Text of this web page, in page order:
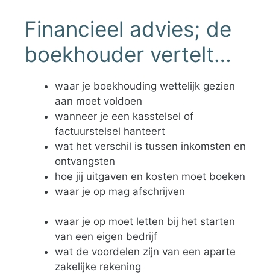
Financieel advies; de
boekhouder vertelt…
waar je boekhouding wettelijk gezien
aan moet voldoen
wanneer je een kasstelsel of
factuurstelsel hanteert
wat het verschil is tussen inkomsten en
ontvangsten
hoe jij uitgaven en kosten moet boeken
waar je op mag afschrijven
waar je op moet letten bij het starten
van een eigen bedrijf
wat de voordelen zijn van een aparte
zakelijke rekening